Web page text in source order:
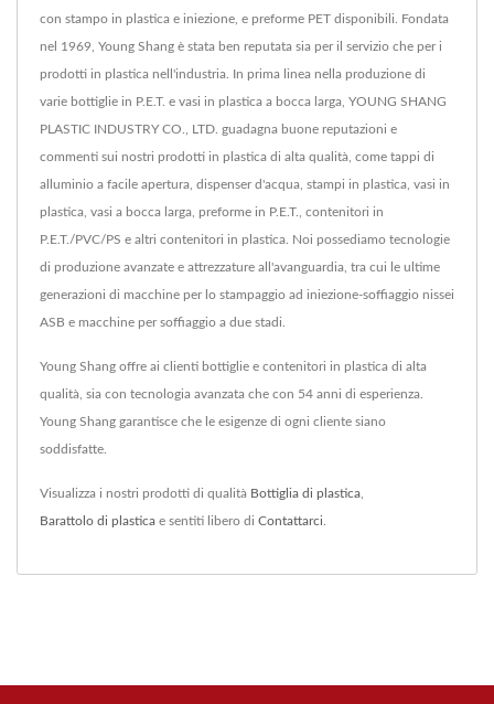
con stampo in plastica e iniezione, e preforme PET disponibili. Fondata
nel 1969, Young Shang è stata ben reputata sia per il servizio che per i
prodotti in plastica nell'industria. In prima linea nella produzione di
varie bottiglie in P.E.T. e vasi in plastica a bocca larga, YOUNG SHANG
PLASTIC INDUSTRY CO., LTD. guadagna buone reputazioni e
commenti sui nostri prodotti in plastica di alta qualità, come tappi di
alluminio a facile apertura, dispenser d'acqua, stampi in plastica, vasi in
plastica, vasi a bocca larga, preforme in P.E.T., contenitori in
P.E.T./PVC/PS e altri contenitori in plastica. Noi possediamo tecnologie
di produzione avanzate e attrezzature all'avanguardia, tra cui le ultime
generazioni di macchine per lo stampaggio ad iniezione-soffiaggio nissei
ASB e macchine per soffiaggio a due stadi.
Young Shang offre ai clienti bottiglie e contenitori in plastica di alta
qualità, sia con tecnologia avanzata che con 54 anni di esperienza.
Young Shang garantisce che le esigenze di ogni cliente siano
soddisfatte.
Visualizza i nostri prodotti di qualità Bottiglia di plastica,
Barattolo di plastica e sentiti libero di Contattarci.